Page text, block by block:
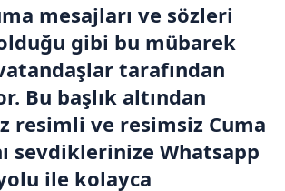
mesajları ve sözleri
gibi bu mübarek
tarafından
Bu başlık altından
resimli ve resimsiz Cuma
sevdiklerinize Whatsapp
ile kolayca